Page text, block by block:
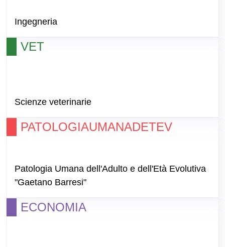
Ingegneria
VET
Scienze veterinarie
PATOLOGIAUMANADETEV
Patologia Umana dell'Adulto e dell'Età Evolutiva
"Gaetano Barresi"
ECONOMIA